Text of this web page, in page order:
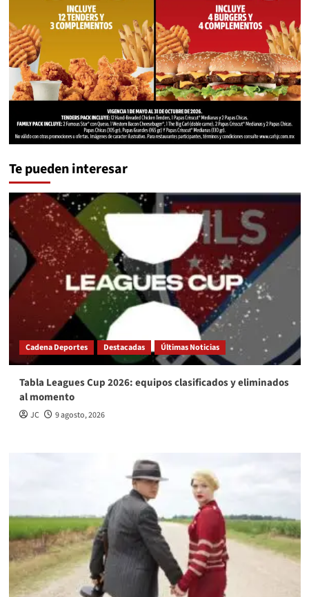
Te pueden interesar
Cadena Deportes Destacadas Últimas Noticias
Tabla Leagues Cup 2026: equipos clasificados y eliminados
al momento
JC 9 agosto, 2026